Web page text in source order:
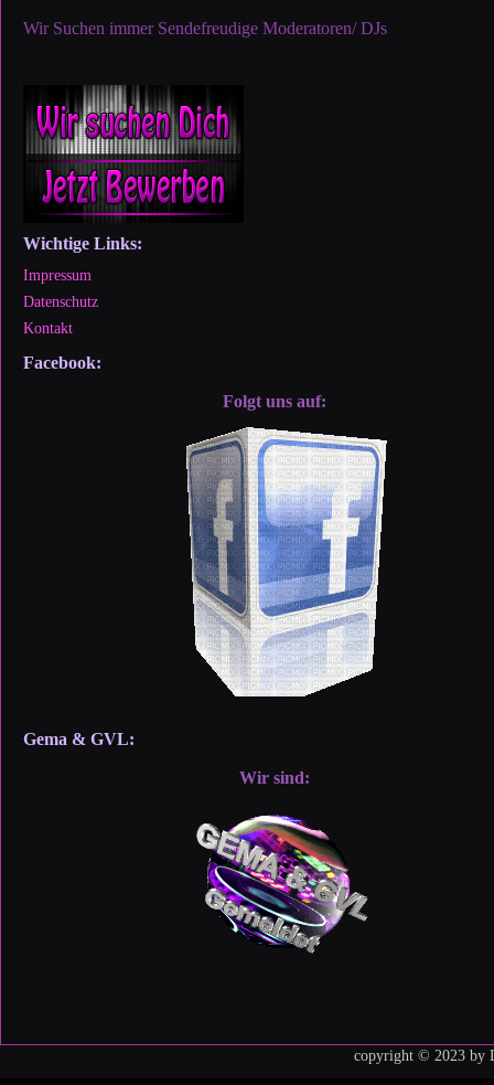
Wir Suchen immer Sendefreudige Moderatoren/ DJs
Wichtige Links:
Impressum
Datenschutz
Kontakt
Facebook:
Folgt uns auf:
Gema & GVL:
Wir sind:
copyright © 2023 by